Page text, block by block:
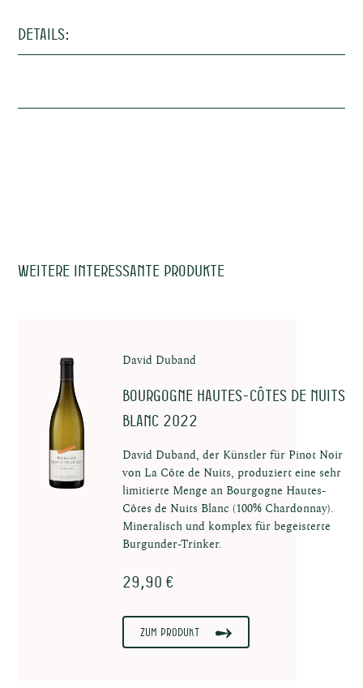
Details:
Terroir (Boden) Kalkstein
Weitere interessante Produkte
David Duband
Bourgogne Hautes-Côtes de Nuits
Blanc 2022
David Duband, der Künstler für Pinot Noir
von La Côte de Nuits, produziert eine sehr
limitierte Menge an Bourgogne Hautes-
Côtes de Nuits Blanc (100% Chardonnay).
Mineralisch und komplex für begeisterte
Burgunder-Trinker.
29,90 €
Zum Produkt